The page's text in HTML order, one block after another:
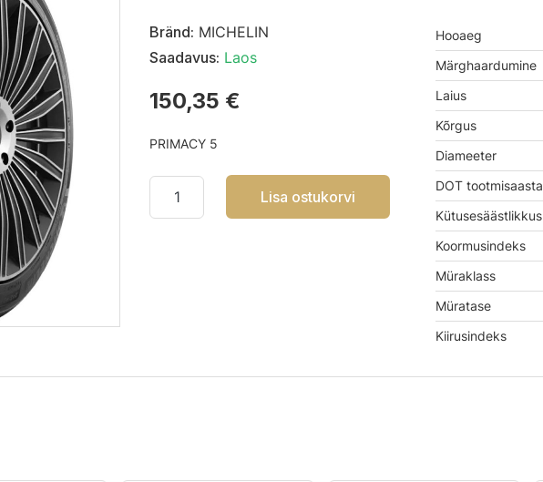
Bränd: MICHELIN
Saadavus: Laos
150,35 €
PRIMACY 5
Lisa ostukorvi
Hooaeg
Märghaardumine
Laius
Kõrgus
Diameeter
DOT tootmisaasta
Kütusesäästlikkus
Koormusindeks
Müraklass
Müratase
Kiirusindeks